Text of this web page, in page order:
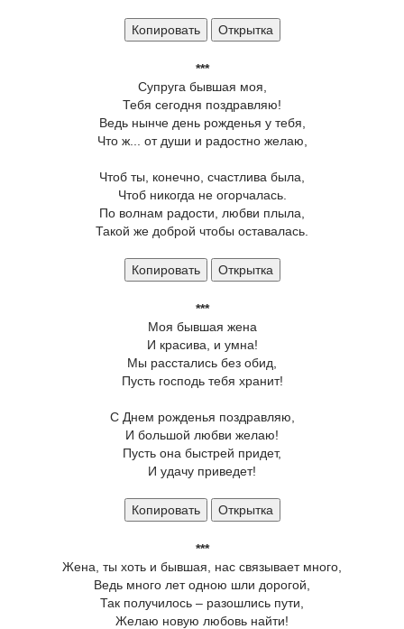
Копировать Открытка
***
Супруга бывшая моя,
Тебя сегодня поздравляю!
Ведь нынче день рожденья у тебя,
Что ж... от души и радостно желаю,
Чтоб ты, конечно, счастлива была,
Чтоб никогда не огорчалась.
По волнам радости, любви плыла,
Такой же доброй чтобы оставалась.
Копировать Открытка
***
Моя бывшая жена
И красива, и умна!
Мы расстались без обид,
Пусть господь тебя хранит!
С Днем рожденья поздравляю,
И большой любви желаю!
Пусть она быстрей придет,
И удачу приведет!
Копировать Открытка
***
Жена, ты хоть и бывшая, нас связывает много,
Ведь много лет одною шли дорогой,
Так получилось – разошлись пути,
Желаю новую любовь найти!